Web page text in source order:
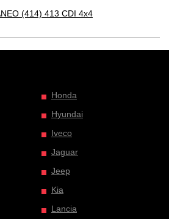
(414) 413 CDI 4x4
Honda
Hyundai
Iveco
Jaguar
Jeep
Kia
Lancia